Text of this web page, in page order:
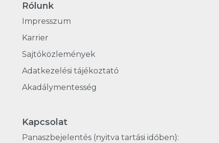
Rólunk
Impresszum
Karrier
Sajtóközlemények
Adatkezelési tájékoztató
Akadálymentesség
Kapcsolat
Panaszbejelentés (nyitva tartási időben):